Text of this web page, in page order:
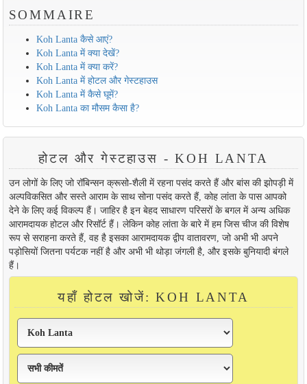
SOMMAIRE
Koh Lanta कैसे आएं?
Koh Lanta में क्या देखें?
Koh Lanta में क्या करें?
Koh Lanta में होटल और गेस्टहाउस
Koh Lanta में कैसे घूमें?
Koh Lanta का मौसम कैसा है?
होटल और गेस्टहाउस - KOH LANTA
उन लोगों के लिए जो रॉबिन्सन क्रूसो-शैली में रहना पसंद करते हैं और बांस की झोपड़ी में
अल्पविकसित और सस्ते आराम के साथ सोना पसंद करते हैं, कोह लांता के पास आपको
देने के लिए कई विकल्प हैं। जाहिर है इन बेहद साधारण परिसरों के बगल में अन्य अधिक
आरामदायक होटल और रिसॉर्ट हैं। लेकिन कोह लांता के बारे में हम जिस चीज की विशेष
रूप से सराहना करते हैं, वह है इसका आरामदायक द्वीप वातावरण, जो अभी भी अपने
पड़ोसियों जितना पर्यटक नहीं है और अभी भी थोड़ा जंगली है, और इसके बुनियादी बंगले
हैं।
यहाँ होटल खोजें: KOH LANTA